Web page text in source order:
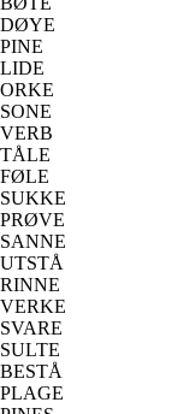
DØYE
PINE
LIDE
ORKE
SONE
VERB
TÅLE
FØLE
SUKKE
PRØVE
SANNE
UTSTÅ
RINNE
VERKE
SVARE
SULTE
BESTÅ
PLAGE